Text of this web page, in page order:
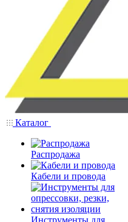
Каталог
Распродажа
Кабели и провода
Инструменты для